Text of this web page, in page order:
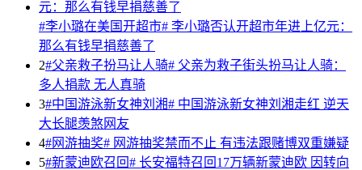
#李小璐在美国开超市# 李小璐否认开超市年进上亿元：
那么有钱早捐慈善了
2#父亲救子扮马让人骑# 父亲为救子街头扮马让人骑：
多人捐款 无人真骑
3#中国游泳新女神刘湘# 中国游泳新女神刘湘走红 逆天
大长腿羡煞网友
4#网游抽奖# 网游抽奖禁而不止 有违法跟赌博双重嫌疑
5#新蒙迪欧召回# 长安福特召回17万辆新蒙迪欧 因转向